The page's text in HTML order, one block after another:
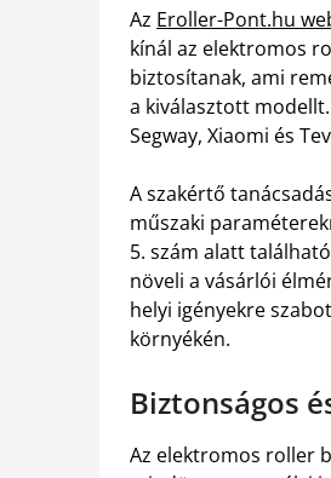
Az Eroller-Pont.hu
kínál az elektromos
biztosítanak, ami
a kiválasztott
Segway, Xiaomi és
A szakértő
műszaki
5. szám alatt
növeli a vásárlói
helyi igényekre
környékén.
Biztonságos
Az elektromos roller